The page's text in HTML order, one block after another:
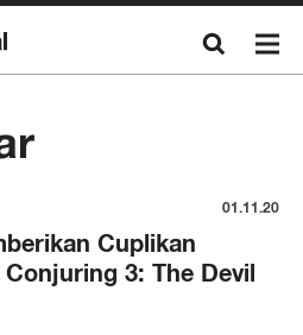
01.11.20
Cuplikan
3: The Devil